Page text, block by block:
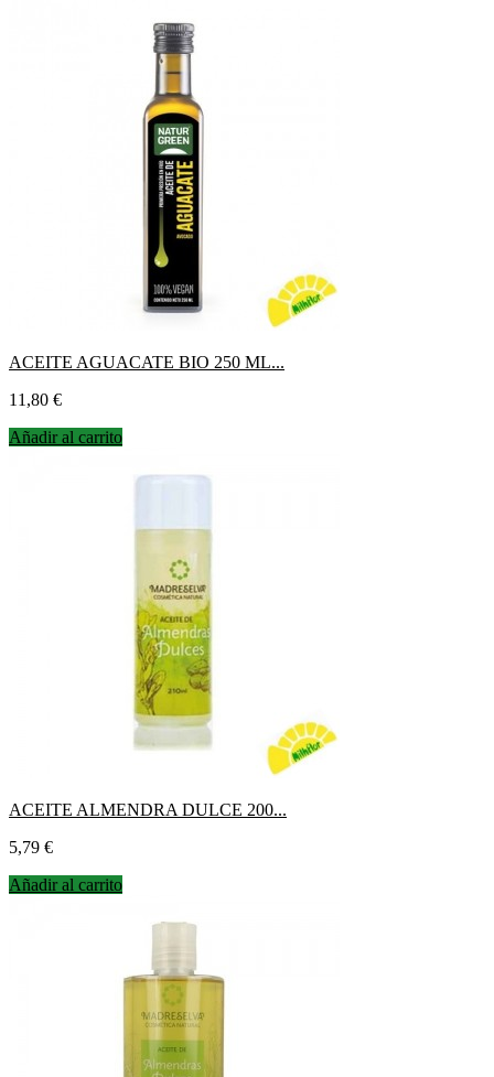
ACEITE AGUACATE BIO 250 ML...
Precio
11,80 €
Añadir al carrito
ACEITE ALMENDRA DULCE 200...
Precio
5,79 €
Añadir al carrito